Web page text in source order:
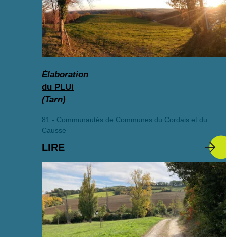
Élaboration
du PLUi
(Tarn)
81 - Communautés de Communes du Cordais et du
Causse
LIRE